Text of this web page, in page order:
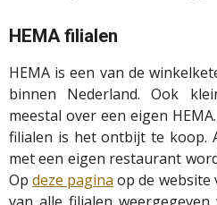
HEMA filialen
HEMA is een van de
binnen Nederland. Ook
meestal over een eigen
filialen is het ontbijt te koop.
met een eigen restaurant
Opdeze pagina op de website
van alle filialen